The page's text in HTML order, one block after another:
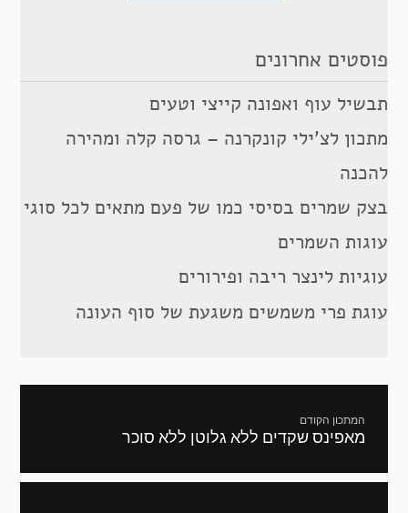
פוסטים אחרונים
תבשיל עוף ואפונה קייצי וטעים
מתכון לצ’ילי קונקרנה – גרסה קלה ומהירה
להכנה
בצק שמרים בסיסי כמו של פעם מתאים לכל סוגי
עוגות השמרים
עוגיות לינצר ריבה ופירורים
עוגת פרי משמשים משגעת של סוף העונה
המתכון הקודם
מתכון
מאפינס שקדים ללא גלוטן ללא סוכר